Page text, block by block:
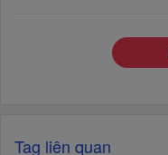
Tag liên quan